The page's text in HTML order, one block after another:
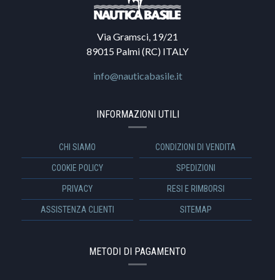
Via Gramsci, 19/21
89015 Palmi (RC) ITALY
info@nauticabasile.it
INFORMAZIONI UTILI
CHI SIAMO CONDIZIONI DI VENDITA
COOKIE POLICY SPEDIZIONI
PRIVACY RESI E RIMBORSI
ASSISTENZA CLIENTI SITEMAP
METODI DI PAGAMENTO